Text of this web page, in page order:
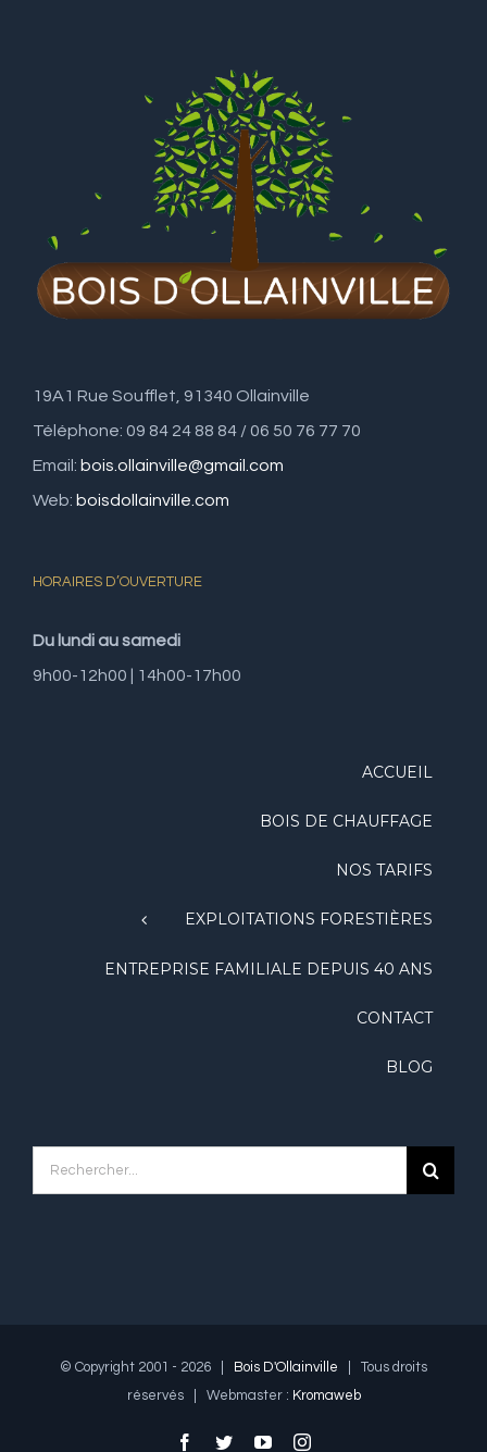
19A1 Rue Soufflet, 91340 Ollainville
Téléphone: 09 84 24 88 84 / 06 50 76 77 70
Email: bois.ollainville@gmail.com
Web: boisdollainville.com
HORAIRES D’OUVERTURE
Du lundi au samedi
9h00-12h00 | 14h00-17h00
ACCUEIL
BOIS DE CHAUFFAGE
NOS TARIFS
EXPLOITATIONS FORESTIÈRES
ENTREPRISE FAMILIALE DEPUIS 40 ANS
CONTACT
BLOG
Rechercher
© Copyright 2001 - 2026 | Bois D'Ollainville | Tous droits
réservés | Webmaster : Kromaweb
facebook
twitteryoutubeinstagram